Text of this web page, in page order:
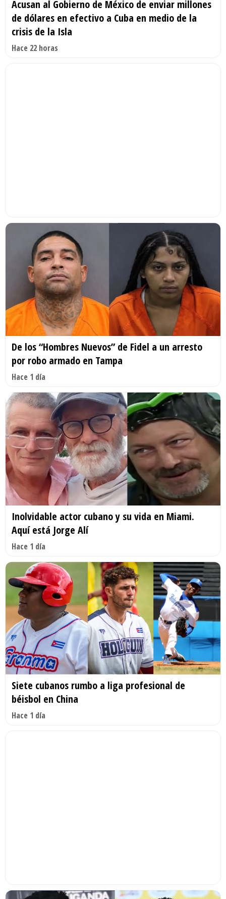
Acusan al Gobierno de México de enviar millones
de dólares en efectivo a Cuba en medio de la
crisis de la Isla
Hace 22 horas
De los “Hombres Nuevos” de Fidel a un arresto
por robo armado en Tampa
Hace 1 día
Inolvidable actor cubano y su vida en Miami.
Aquí está Jorge Alí
Hace 1 día
Siete cubanos rumbo a liga profesional de
béisbol en China
Hace 1 día